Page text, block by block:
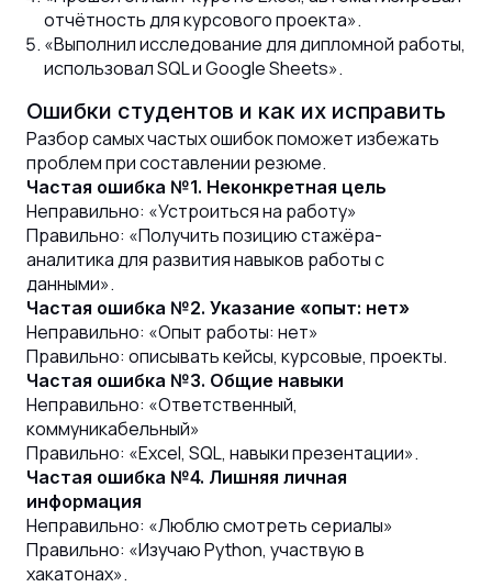
отчётность для курсового проекта».
«Выполнил исследование для дипломной работы,
использовал SQL и Google Sheets».
Ошибки студентов и как их исправить
Разбор самых частых ошибок поможет избежать
проблем при составлении резюме.
Частая ошибка №1. Неконкретная цель
Неправильно: «Устроиться на работу»
Правильно: «Получить позицию стажёра-
аналитика для развития навыков работы с
данными».
Частая ошибка №2. Указание «опыт: нет»
Неправильно: «Опыт работы: нет»
Правильно: описывать кейсы, курсовые, проекты.
Частая ошибка №3. Общие навыки
Неправильно: «Ответственный,
коммуникабельный»
Правильно: «Excel, SQL, навыки презентации».
Частая ошибка №4. Лишняя личная
информация
Неправильно: «Люблю смотреть сериалы»
Правильно: «Изучаю Python, участвую в
хакатонах».